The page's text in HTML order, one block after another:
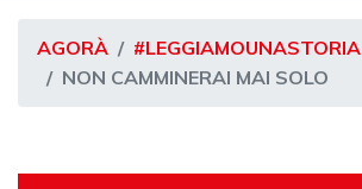
AGORÀ
#LEGGIAMOUNASTORIA
NON CAMMINERAI MAI SOLO